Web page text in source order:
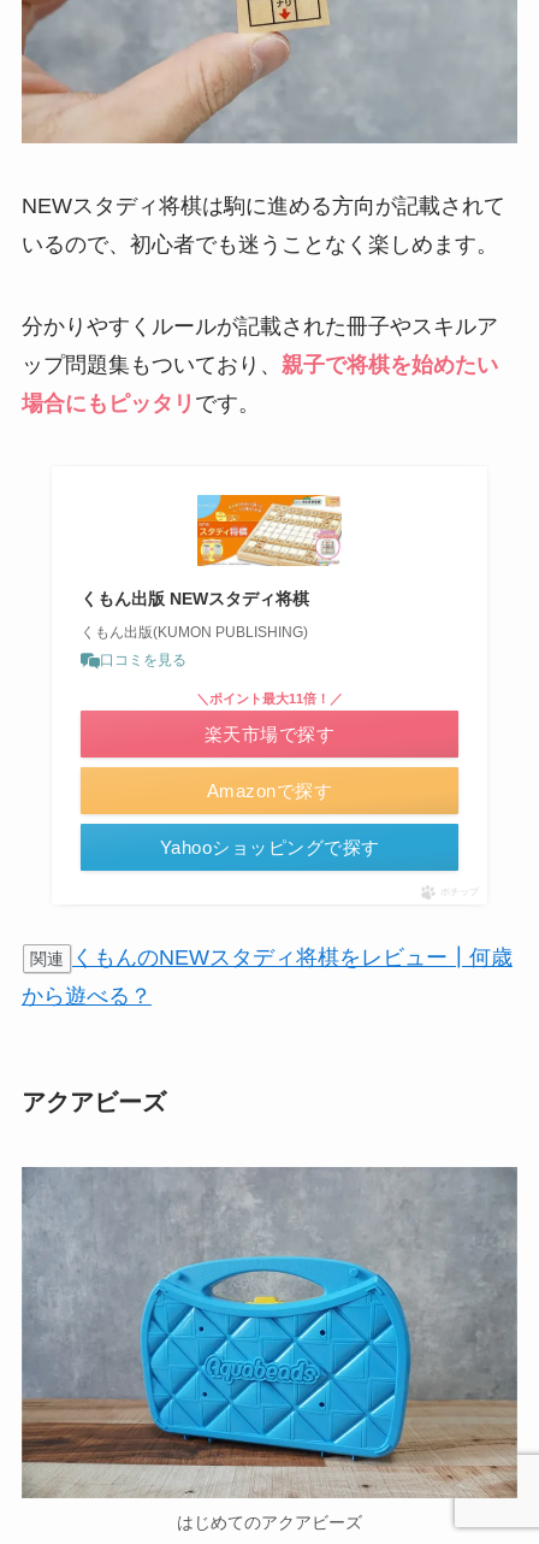
NEWスタディ将棋は駒に進める方向が記載されて
いるので、初心者でも迷うことなく楽しめます。
分かりやすくルールが記載された冊子やスキルア
ップ問題集もついており、 親子で将棋を始めたい
場合にもピッタリ です。
くもん出版 NEWスタディ将棋
くもん出版(KUMON PUBLISHING)
口コミを見る
Amazonで探す
＼ポイント最大11倍！／
楽天市場で探す
Yahooショッピングで探す
ポチップ
関連
くもんのNEWスタディ将棋をレビュー┃何歳
から遊べる？
アクアビーズ
はじめてのアクアビーズ